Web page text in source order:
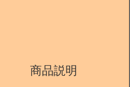
商品説明